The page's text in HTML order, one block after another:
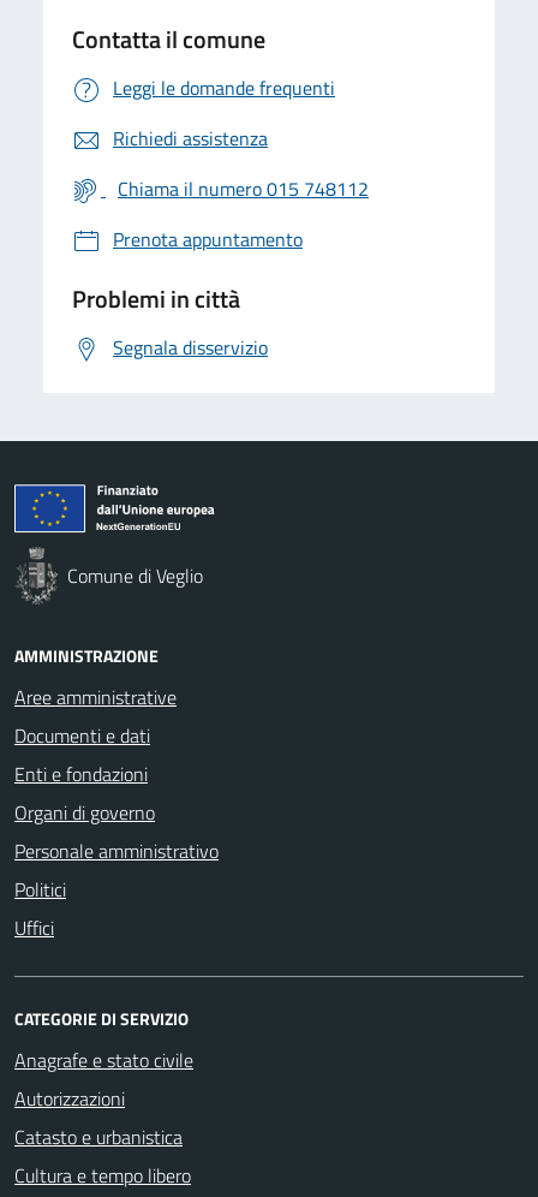
Contatta il comune
Leggi le domande frequenti
Richiedi assistenza
Chiama il numero 015 748112
Prenota appuntamento
Problemi in città
Segnala disservizio
Comune di Veglio
AMMINISTRAZIONE
Aree amministrative
Documenti e dati
Enti e fondazioni
Organi di governo
Personale amministrativo
Politici
Uffici
CATEGORIE DI SERVIZIO
Anagrafe e stato civile
Autorizzazioni
Catasto e urbanistica
Cultura e tempo libero